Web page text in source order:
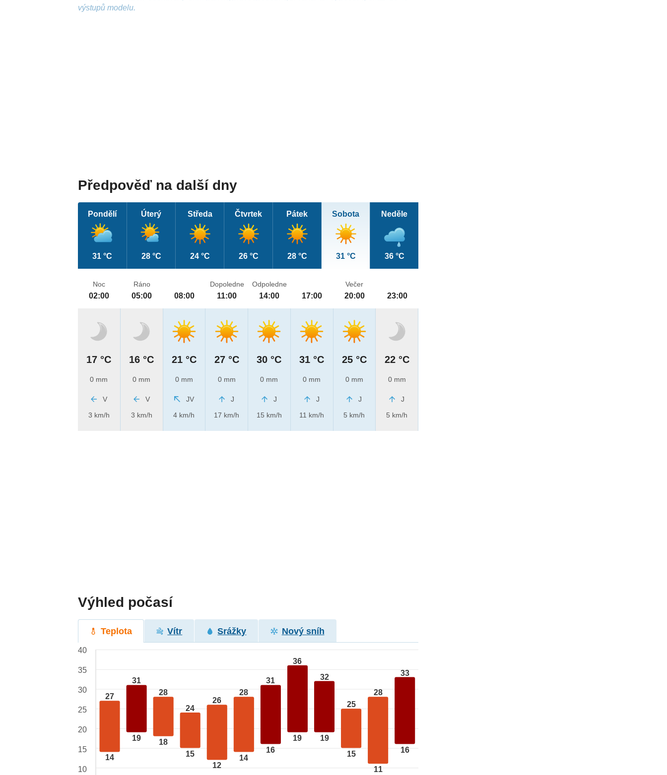
výstupů modelu.
Předpověď na další dny
Pondělí
31 °C
Úterý
28 °C
Středa
24 °C
Čtvrtek
26 °C
Pátek
28 °C
Sobota
31 °C
Neděle
36 °C
Noc
02:00
17 °C
0 mm
V
3 km/h
Ráno
05:00
16 °C
0 mm
V
3 km/h
08:00
21 °C
0 mm
JV
4 km/h
Dopoledne
11:00
27 °C
0 mm
J
17 km/h
Odpoledne
14:00
30 °C
0 mm
J
15 km/h
17:00
31 °C
0 mm
J
11 km/h
Večer
20:00
25 °C
0 mm
J
5 km/h
23:00
22 °C
0 mm
J
5 km/h
Výhled počasí
Teplota Vítr Srážky Nový sníh
27
14
31
19
28
18
24
15
26
12
28
14
31
16
36
19
32
19
25
15
28
11
33
16
40
35
30
25
20
15
10